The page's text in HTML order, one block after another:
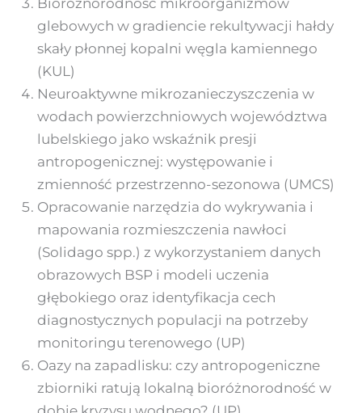
glebowych w gradiencie rekultywacji hałdy
skały płonnej kopalni węgla kamiennego
(KUL)
Neuroaktywne mikrozanieczyszczenia w
wodach powierzchniowych województwa
lubelskiego jako wskaźnik presji
antropogenicznej: występowanie i
zmienność przestrzenno-sezonowa (UMCS)
Opracowanie narzędzia do wykrywania i
mapowania rozmieszczenia nawłoci
(Solidago spp.) z wykorzystaniem danych
obrazowych BSP i modeli uczenia
głębokiego oraz identyfikacja cech
diagnostycznych populacji na potrzeby
monitoringu terenowego (UP)
Oazy na zapadlisku: czy antropogeniczne
zbiorniki ratują lokalną bioróżnorodność w